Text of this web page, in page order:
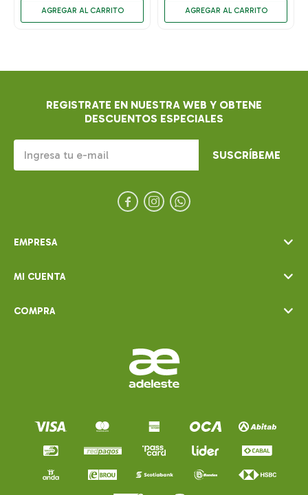
EMPRESA
MI CUENTA
COMPRA
REGISTRATE EN NUESTRA WEB Y OBTENE
DESCUENTOS ESPECIALES
SUSCRÍBEME
  